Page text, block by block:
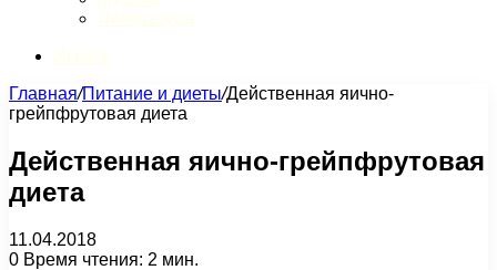
Главная/Питание и диеты/Действенная яично-
грейпфрутовая диета
Действенная яично-грейпфрутовая
диета
11.04.2018
0 Время чтения: 2 мин.